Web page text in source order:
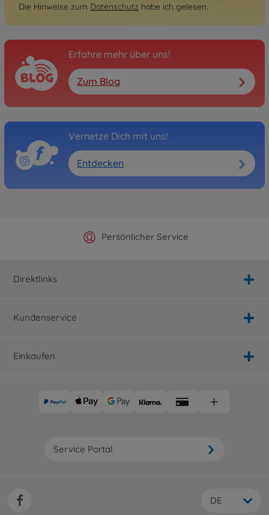
Die Hinweise zum Datenschutz habe ich gelesen.
Erfahre mehr über uns!
Zum Blog
Vernetze Dich mit uns!
Entdecken
Offizieller Hersteller Shop
Persönlicher Service
Versandkostenfrei ab 25€
Schnelle Lieferung
Direktlinks
Kundenservice
Einkaufen
Service Portal
DE